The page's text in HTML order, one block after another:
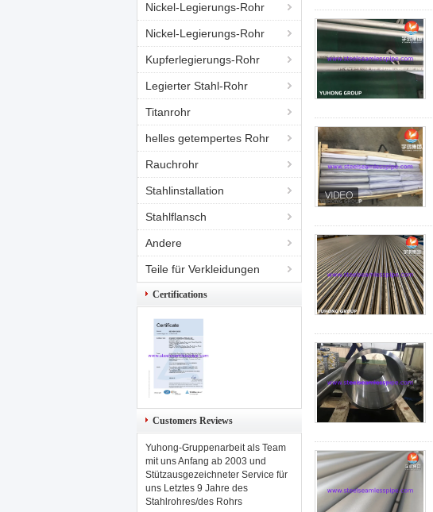
Nickel-Legierungs-Rohr
Nickel-Legierungs-Rohr
Kupferlegierungs-Rohr
Legierter Stahl-Rohr
Titanrohr
helles getempertes Rohr
Rauchrohr
Stahlinstallation
Stahlflansch
Andere
Teile für Verkleidungen
Certifications
Customers Reviews
Yuhong-Gruppenarbeit als Team
mit uns Anfang ab 2003 und
Stützausgezeichneter Service für
uns Letztes 9 Jahre des
Stahlrohres/des Rohrs